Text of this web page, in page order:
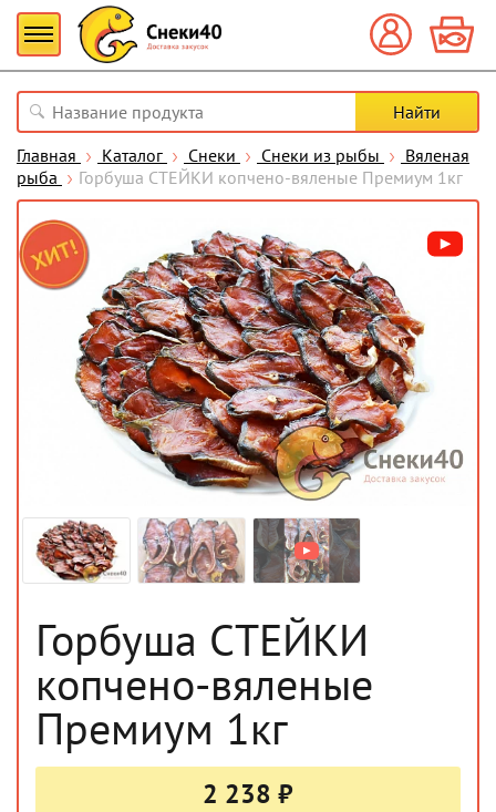
Главная Каталог Снеки Снеки из рыбы
Вяленая
рыба
Горбуша СТЕЙКИ копчено-вяленые Премиум 1кг
Горбуша СТЕЙКИ
копчено-вяленые
Премиум 1кг
2 238 ₽